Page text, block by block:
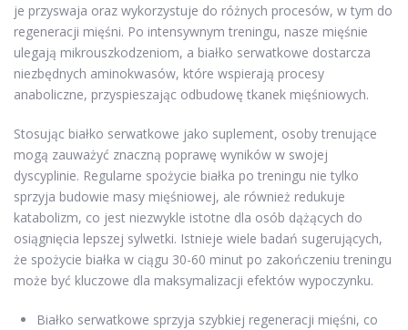
je przyswaja oraz wykorzystuje do różnych procesów, w tym do
regeneracji mięśni. Po intensywnym treningu, nasze mięśnie
ulegają mikrouszkodzeniom, a białko serwatkowe dostarcza
niezbędnych aminokwasów, które wspierają procesy
anaboliczne, przyspieszając odbudowę tkanek mięśniowych.
Stosując białko serwatkowe jako suplement, osoby trenujące
mogą zauważyć znaczną poprawę wyników w swojej
dyscyplinie. Regularne spożycie białka po treningu nie tylko
sprzyja budowie masy mięśniowej, ale również redukuje
katabolizm, co jest niezwykle istotne dla osób dążących do
osiągnięcia lepszej sylwetki. Istnieje wiele badań sugerujących,
że spożycie białka w ciągu 30-60 minut po zakończeniu treningu
może być kluczowe dla maksymalizacji efektów wypoczynku.
Białko serwatkowe sprzyja szybkiej regeneracji mięśni, co